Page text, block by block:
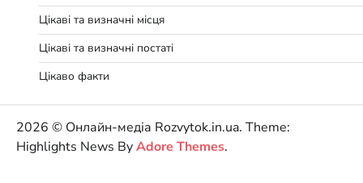
Цікаві та визначні місця
Цікаві та визначні постаті
Цікаво факти
2026 © Онлайн-медіа Rozvytok.in.ua. Theme:
Highlights News ByAdore Themes.